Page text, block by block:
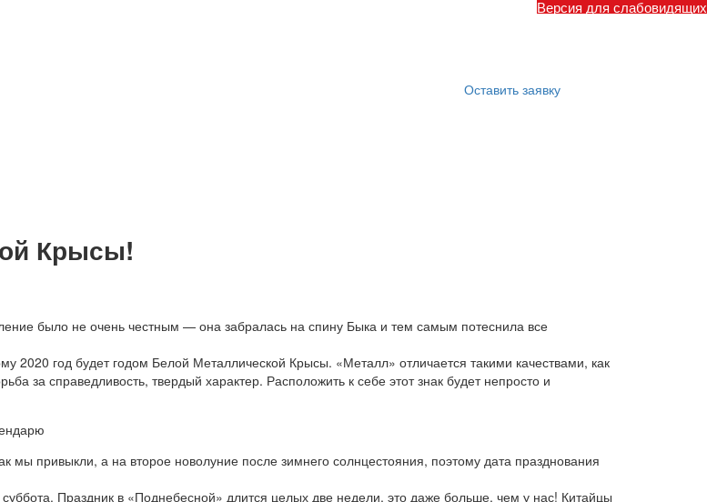
Версия для слабовидящих
Оставить заявку
Крысы!
было не очень честным — она забралась на спину Быка и тем самым потеснила все
2020 год будет годом Белой Металлической Крысы. «Металл» отличается такими качествами, как
за справедливость, твердый характер. Расположить к себе этот знак будет непросто и
мы привыкли, а на второе новолуние после зимнего солнцестояния, поэтому дата празднования
Праздник в «Поднебесной» длится целых две недели, это даже больше, чем у нас! Китайцы